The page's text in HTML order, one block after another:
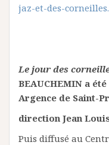
jaz-et-des-
Le jour des
BEAUCHEMIN a
Argence de Saint-
direction Jean
Puis diffusé au